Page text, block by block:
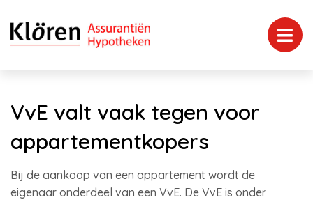
VvE valt vaak tegen voor
appartementkopers
Bij de aankoop van een appartement wordt de
eigenaar onderdeel van een VvE. De VvE is onder